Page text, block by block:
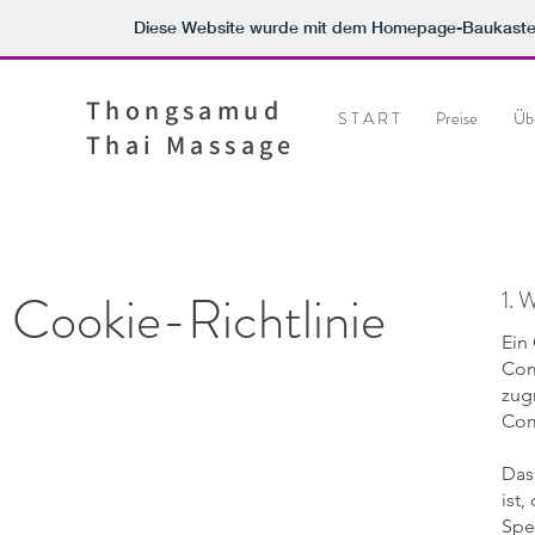
Diese Website wurde mit dem Homepage-
Thongsamud
Thai Massage
S T A R T Preise
Cookie-Richtlinie 1.
Ein
ist,